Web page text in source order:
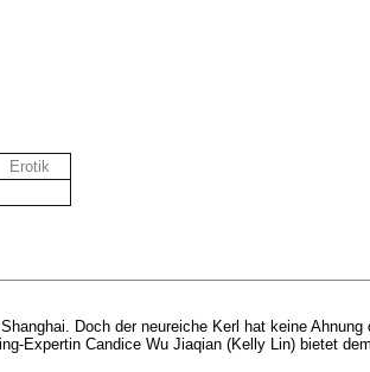
Erotik
Doch der neureiche Kerl hat keine
Expertin Candice Wu Jiaqian (Kelly Lin) bietet